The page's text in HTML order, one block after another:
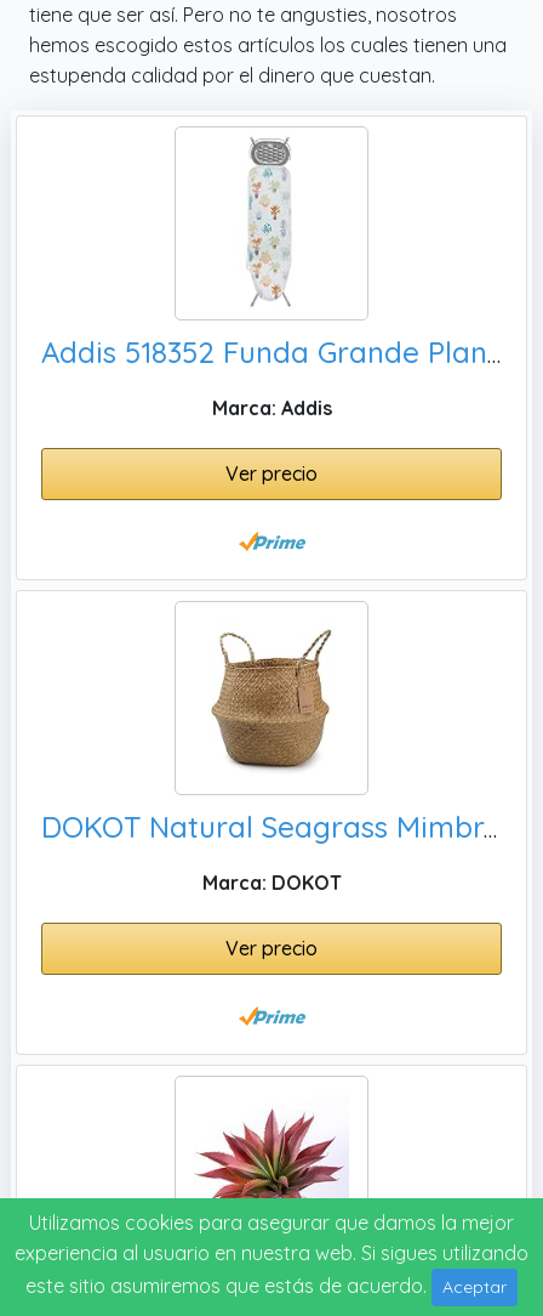
tiene que ser así. Pero no te angusties, nosotros
hemos escogido estos artículos los cuales tienen una
estupenda calidad por el dinero que cuestan.
Addis 518352 Funda Grande Planchar de Ajuste Diseño casa 2019, L
Marca: Addis
Ver precio
DOKOT Natural Seagrass Mimbre Cesta de Cesteria , Fruta o Plantas
Marca: DOKOT
Ver precio
Veryhome Plantas suculentas, decoración de vegetación para interiores y exteriores (rojo)
Utilizamos cookies para asegurar que damos la mejor
experiencia al usuario en nuestra web. Si sigues utilizando
este sitio asumiremos que estás de acuerdo.
Aceptar